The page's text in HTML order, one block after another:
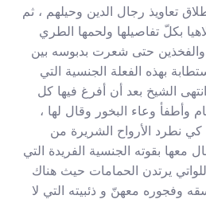
تعاويذ رجال الدين وحيلهم ، ثم
بكلّ تفاصيلها ولحمها الطري
والفخذين حتى شعرت بدبوسه بين
بهذه الفعلة الجنسية التي
الشيخ بعد أن أفرغ فيها كل
وأطفأ وعاء البخور وقال لها ،
نطرد الأرواح الشريرة من
معها بقوته الجنسية الفريدة التي
يرتدن الحمامات حيث هناك
وفجوره معهنّ و ذئبيته التي لا